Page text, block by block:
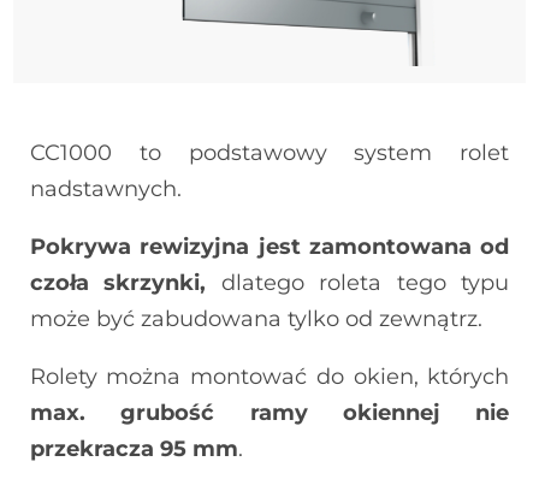
CC1000 to podstawowy system rolet
nadstawnych.
Pokrywa rewizyjna jest zamontowana od
czoła skrzynki, dlatego roleta tego typu
może być zabudowana tylko od zewnątrz.
Rolety można montować do okien, których
max. grubość ramy okiennej nie
przekracza 95 mm.